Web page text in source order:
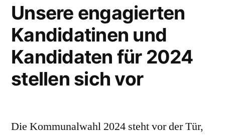
Unsere engagierten
Kandidatinen und
Kandidaten für 2024
stellen sich vor
Die Kommunalwahl 2024 steht vor der Tür,